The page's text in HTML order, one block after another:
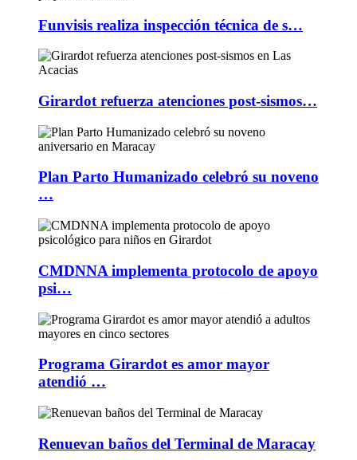
Funvisis realiza inspección técnica de s…
Girardot refuerza atenciones post-sismos…
Plan Parto Humanizado celebró su noveno
…
CMDNNA implementa protocolo de apoyo
psi…
Programa Girardot es amor mayor
atendió …
Renuevan baños del Terminal de Maracay